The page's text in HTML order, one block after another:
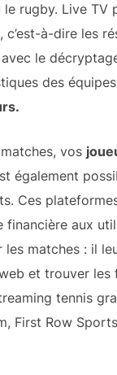
rugby. Live TV
c’est-à-dire les
le
des
vos
également
Ces
financière aux
les matches : il
et trouver les
tennis
First Row